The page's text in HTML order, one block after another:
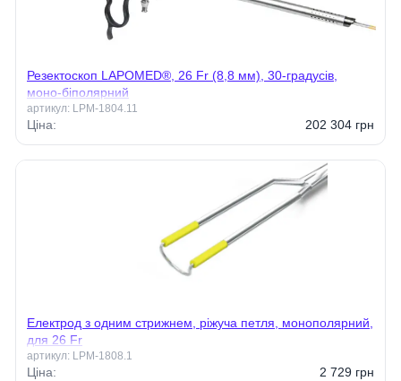
Резектоскоп LAPOMED®, 26 Fr (8,8 мм), 30-градусів,
моно-біполярний
артикул: LPM-1804.11
Ціна: 202 304 грн
Електрод з одним стрижнем, ріжуча петля, монополярний,
для 26 Fr
артикул: LPM-1808.1
Ціна: 2 729 грн